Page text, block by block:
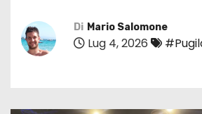
Di Mario Salomone
Lug 4, 2026